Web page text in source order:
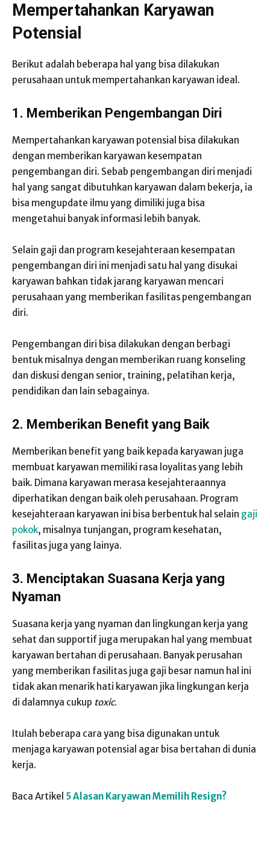
Mempertahankan Karyawan
Potensial
Berikut adalah beberapa hal yang bisa dilakukan
perusahaan untuk mempertahankan karyawan ideal.
1. Memberikan Pengembangan Diri
Mempertahankan karyawan potensial bisa dilakukan
dengan memberikan karyawan kesempatan
pengembangan diri. Sebab pengembangan diri menjadi
hal yang sangat dibutuhkan karyawan dalam bekerja, ia
bisa mengupdate ilmu yang dimiliki juga bisa
mengetahui banyak informasi lebih banyak.
Selain gaji dan program kesejahteraan kesempatan
pengembangan diri ini menjadi satu hal yang disukai
karyawan bahkan tidak jarang karyawan mencari
perusahaan yang memberikan fasilitas pengembangan
diri.
Pengembangan diri bisa dilakukan dengan berbagi
bentuk misalnya dengan memberikan ruang konseling
dan diskusi dengan senior, training, pelatihan kerja,
pendidikan dan lain sebagainya.
2. Memberikan Benefit yang Baik
Memberikan benefit yang baik kepada karyawan juga
membuat karyawan memiliki rasa loyalitas yang lebih
baik. Dimana karyawan merasa kesejahteraannya
diperhatikan dengan baik oleh perusahaan. Program
kesejahteraan karyawan ini bisa berbentuk hal selain gaji
pokok, misalnya tunjangan, program kesehatan,
fasilitas juga yang lainya.
3. Menciptakan Suasana Kerja yang
Nyaman
Suasana kerja yang nyaman dan lingkungan kerja yang
sehat dan supportif juga merupakan hal yang membuat
karyawan bertahan di perusahaan. Banyak perusahan
yang memberikan fasilitas juga gaji besar namun hal ini
tidak akan menarik hati karyawan jika lingkungan kerja
di dalamnya cukup toxic.
Itulah beberapa cara yang bisa digunakan untuk
menjaga karyawan potensial agar bisa bertahan di dunia
kerja.
Baca Artikel 5 Alasan Karyawan Memilih Resign?